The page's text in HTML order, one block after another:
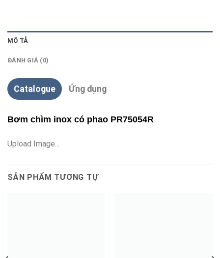
MÔ TẢ
ĐÁNH GIÁ (0)
Catalogue Ứng dụng
Bơm chìm inox có phao PR75054R
Upload Image...
SẢN PHẨM TƯƠNG TỰ